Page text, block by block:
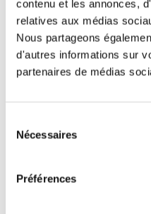
contenu et les annonces,
relatives aux médias
Nous partageons
d'autres informations sur
partenaires de médias
Nécessaires
Préférences
rendre -
je
nous